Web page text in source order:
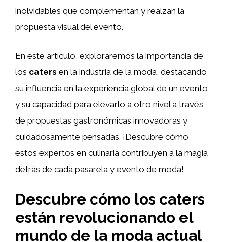
inolvidables que complementan y realzan la
propuesta visual del evento.
En este artículo, exploraremos la importancia de
los caters en la industria de la moda, destacando
su influencia en la experiencia global de un evento
y su capacidad para elevarlo a otro nivel a través
de propuestas gastronómicas innovadoras y
cuidadosamente pensadas. ¡Descubre cómo
estos expertos en culinaria contribuyen a la magia
detrás de cada pasarela y evento de moda!
Descubre cómo los caters
están revolucionando el
mundo de la moda actual